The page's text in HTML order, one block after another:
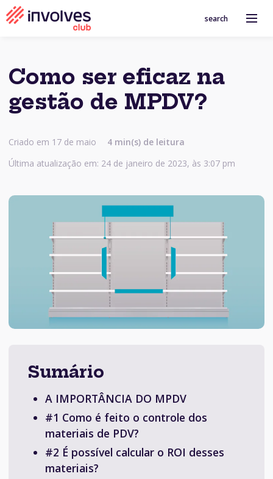
search
Como ser eficaz na
gestão de MPDV?
Criado em 17 de maio 4 min(s) de leitura
Última atualização em: 24 de janeiro de 2023, às 3:07 pm
Sumário
A IMPORTÂNCIA DO MPDV
#1 Como é feito o controle dos
materiais de PDV?
#2 É possível calcular o ROI desses
materiais?